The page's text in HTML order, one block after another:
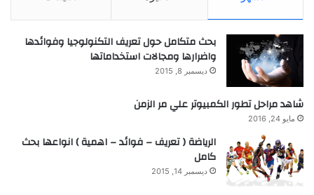
بحث متكامل حول تعريف التكنولوجيا وفوائدها
واضرارها ومجالات استخداماتها
ديسمبر 8, 2015
شاهد مراحل تطور الكمبيوتر علي مر الزمن
مايو 24, 2016
الرياضة ( تعريف – فوائد – اهمية ) انواعها بحث
كامل
ديسمبر 14, 2015